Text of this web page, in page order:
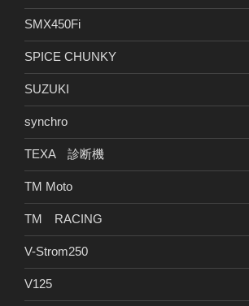
SMX450Fi
SPICE CHUNKY
SUZUKI
synchro
TEXA 診断機
TM Moto
TM RACING
V-Strom250
V125